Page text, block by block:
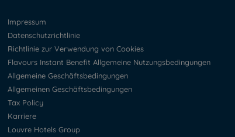
Impressum
Datenschutzrichtlinie
Richtlinie zur Verwendung von Cookies
Flavours Instant Benefit Allgemeine Nutzungsbedingungen
Allgemeine Geschäftsbedingungen
Allgemeinen Geschäftsbedingungen
Tax Policy
Karriere
Louvre Hotels Group